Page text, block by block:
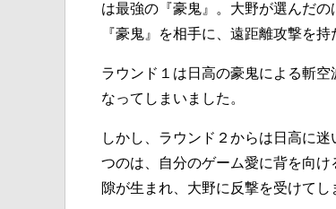
は最強の『豪鬼』。大野が選んだ
『豪鬼』を相手に、遠距離攻撃を
ラウンド１は日高の豪鬼による斬
なってしまいました。
しかし、ラウンド２からは日高に
つのは、自分のゲーム愛に背を向
隙が生まれ、大野に反撃を受けて